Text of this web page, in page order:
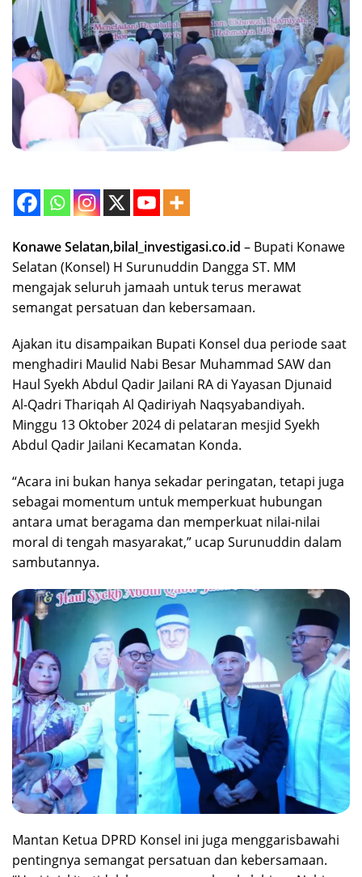
Konawe Selatan,bilal_investigasi.co.id – Bupati Konawe
Selatan (Konsel) H Surunuddin Dangga ST. MM
mengajak seluruh jamaah untuk terus merawat
semangat persatuan dan kebersamaan.
Ajakan itu disampaikan Bupati Konsel dua periode saat
menghadiri Maulid Nabi Besar Muhammad SAW dan
Haul Syekh Abdul Qadir Jailani RA di Yayasan Djunaid
Al-Qadri Thariqah Al Qadiriyah Naqsyabandiyah.
Minggu 13 Oktober 2024 di pelataran mesjid Syekh
Abdul Qadir Jailani Kecamatan Konda.
“Acara ini bukan hanya sekadar peringatan, tetapi juga
sebagai momentum untuk memperkuat hubungan
antara umat beragama dan memperkuat nilai-nilai
moral di tengah masyarakat,” ucap Surunuddin dalam
sambutannya.
Mantan Ketua DPRD Konsel ini juga menggarisbawahi
pentingnya semangat persatuan dan kebersamaan.